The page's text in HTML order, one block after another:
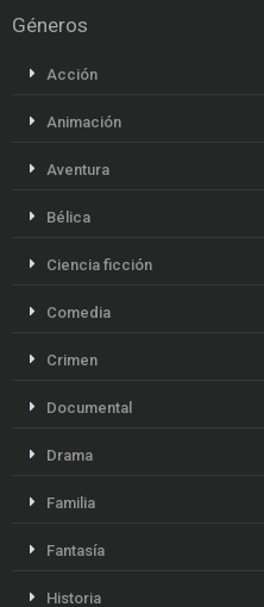
Géneros
Acción
Animación
Aventura
Bélica
Ciencia ficción
Comedia
Crimen
Documental
Drama
Familia
Fantasía
Historia